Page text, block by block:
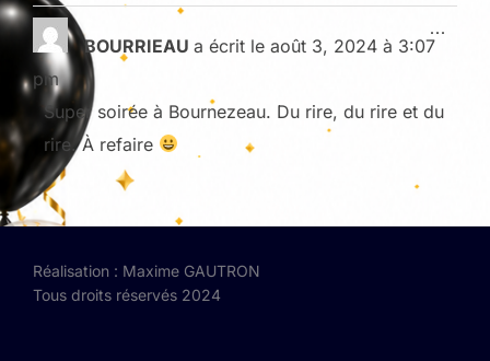
BOURRIEAU a écrit le août 3, 2024 à 3:07
pm
Super soirée à Bournezeau. Du rire, du rire et du
rire. À refaire
...
Réalisation : Maxime GAUTRON
Tous droits réservés 2024